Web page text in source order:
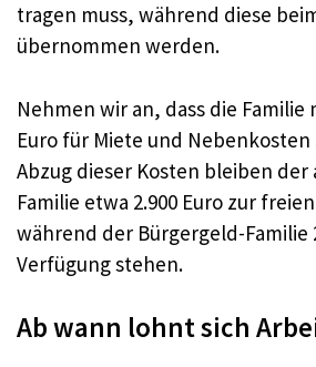
tragen muss, während diese
übernommen werden.
Nehmen wir an, dass die Familie
Euro für Miete und Nebenkosten
Abzug dieser Kosten bleiben
Familie etwa 2.900 Euro zur
während der Bürgergeld-Familie
Verfügung stehen.
Ab wann lohnt sich